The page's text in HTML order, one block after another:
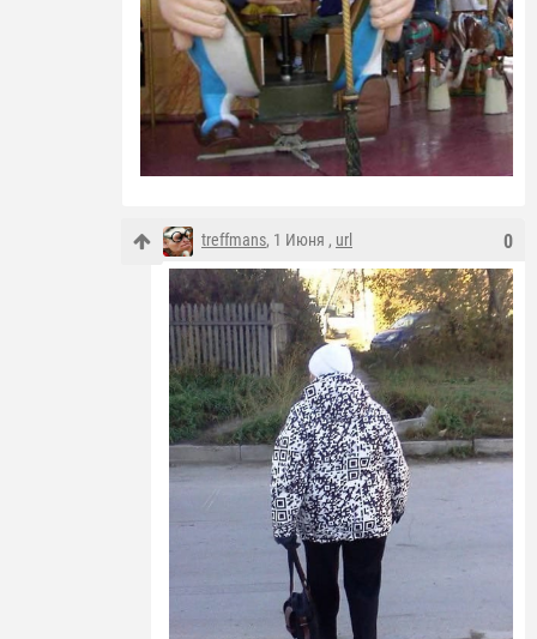
0
treffmans, 1 Июня , url